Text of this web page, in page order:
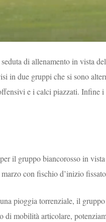
di allenamento in vista
in due gruppi che si sono
e i calci piazzati. Infine
il gruppo biancorosso in
con fischio d’inizio
pioggia torrenziale, il
di mobilità articolare,